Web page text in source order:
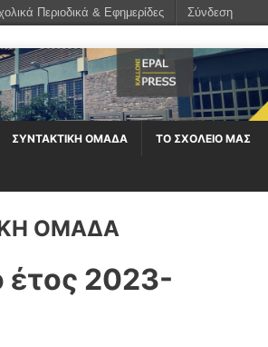
ΣΥΝΤΑΚΤΙΚΗ ΟΜΑΔΑ ΤΟ ΣΧΟΛΕΙΟ ΜΑΣ
ΟΜΑΔΑ
έτος 2023-
Περιοδικά & Εφημερίδες Σύνδεση